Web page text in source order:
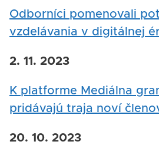
Odborníci pomenovali
vzdelávania v digitálnej
2. 11. 2023
K platforme Mediálna
pridávajú traja noví
20. 10. 2023